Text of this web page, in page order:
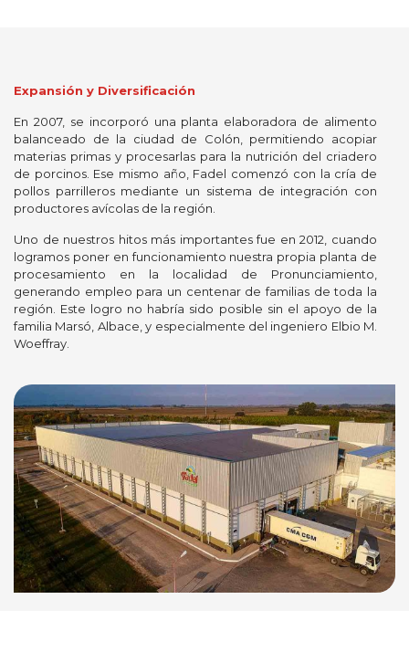
Expansión y Diversificación
En 2007, se incorporó una planta elaboradora de alimento
balanceado de la ciudad de Colón, permitiendo acopiar
materias primas y procesarlas para la nutrición del criadero
de porcinos. Ese mismo año, Fadel comenzó con la cría de
pollos parrilleros mediante un sistema de integración con
productores avícolas de la región.
Uno de nuestros hitos más importantes fue en 2012, cuando
logramos poner en funcionamiento nuestra propia planta de
procesamiento en la localidad de Pronunciamiento,
generando empleo para un centenar de familias de toda la
región. Este logro no habría sido posible sin el apoyo de la
familia Marsó, Albace, y especialmente del ingeniero Elbio M.
Woeffray.